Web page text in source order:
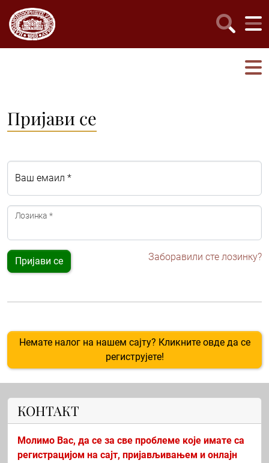
Пријави се
Ваш емаил *
Лозинка *
Пријави се Заборавили сте лозинку?
Немате налог на нашем сајту? Кликните овде да се
региструјете!
КОНТАКТ
Молимо Вас, да се за све проблеме које имате са
регистрацијом на сајт, пријављивањем и онлајн